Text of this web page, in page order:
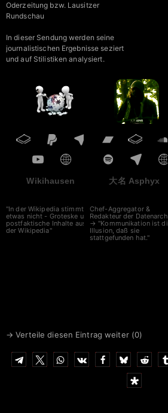
Oderzeitung bzw. Lausitzer
Rundschau
In dieser Sendung werden seine
journalistischen Ergebnisse seziert
und auf Stilistiken analysiert.
Wikihausen
"In der Wikipedia stimmt
etwas nicht - Groteske und
postfaktische Inhalte aus
der Wikipedia"
大名 Asphyx
Chef-Aggregator &
Redakteur der Datenarche
→ "Kommunikation ist die
Illusion, daß sie
stattgefunden hat."
→ Verteile diesen Eintrag weiter (0)